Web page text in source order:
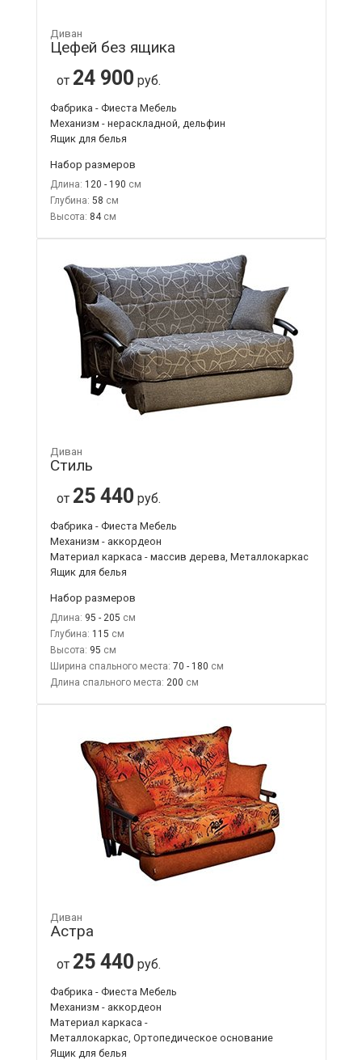
Диван
Цефей без ящика
от 24 900 руб.
Фабрика - Фиеста Мебель
Механизм - нераскладной, дельфин
Ящик для белья
Набор размеров
Длина: 120 - 190
Глубина: 58
Высота: 84
Диван
Стиль
от 25 440 руб.
Фабрика - Фиеста Мебель
Механизм - аккордеон
Материал каркаса - массив дерева, Металлокаркас
Ящик для белья
Набор размеров
Длина: 95 - 205
Глубина: 115
Высота: 95
Ширина спального места: 70 - 180
Длина спального места: 200
Диван
Астра
от 25 440 руб.
Фабрика - Фиеста Мебель
Механизм - аккордеон
Материал каркаса -
Металлокаркас, Ортопедическое основание
Ящик для белья